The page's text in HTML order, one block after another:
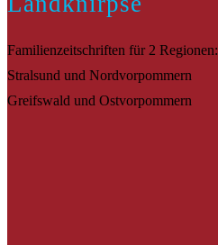
Familienzeitschriften für 2 Regionen:
Stralsund und Nordvorpommern
Greifswald und Ostvorpommern